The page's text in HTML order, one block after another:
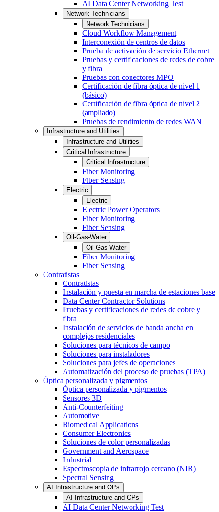
AI Data Center Networking Test
Network Technicians
Network Technicians
Cloud Workflow Management
Interconexión de centros de datos
Prueba de activación de servicio Ethernet
Pruebas y certificaciones de redes de cobre
y fibra
Pruebas con conectores MPO
Certificación de fibra óptica de nivel 1
(básico)
Certificación de fibra óptica de nivel 2
(ampliado)
Pruebas de rendimiento de redes WAN
Infrastructure and Utilities
Infrastructure and Utilities
Critical Infrastructure
Critical Infrastructure
Fiber Monitoring
Fiber Sensing
Electric
Electric
Electric Power Operators
Fiber Monitoring
Fiber Sensing
Oil-Gas-Water
Oil-Gas-Water
Fiber Monitoring
Fiber Sensing
Contratistas
Contratistas
Instalación y puesta en marcha de estaciones base
Data Center Contractor Solutions
Pruebas y certificaciones de redes de cobre y
fibra
Instalación de servicios de banda ancha en
complejos residenciales
Soluciones para técnicos de campo
Soluciones para instaladores
Soluciones para jefes de operaciones
Automatización del proceso de pruebas (TPA)
Óptica personalizada y pigmentos
Óptica personalizada y pigmentos
Sensores 3D
Anti-Counterfeiting
Automotive
Biomedical Applications
Consumer Electronics
Soluciones de color personalizadas
Government and Aerospace
Industrial
Espectroscopia de infrarrojo cercano (NIR)
Spectral Sensing
AI Infrastructure and OPs
AI Infrastructure and OPs
AI Data Center Networking Test